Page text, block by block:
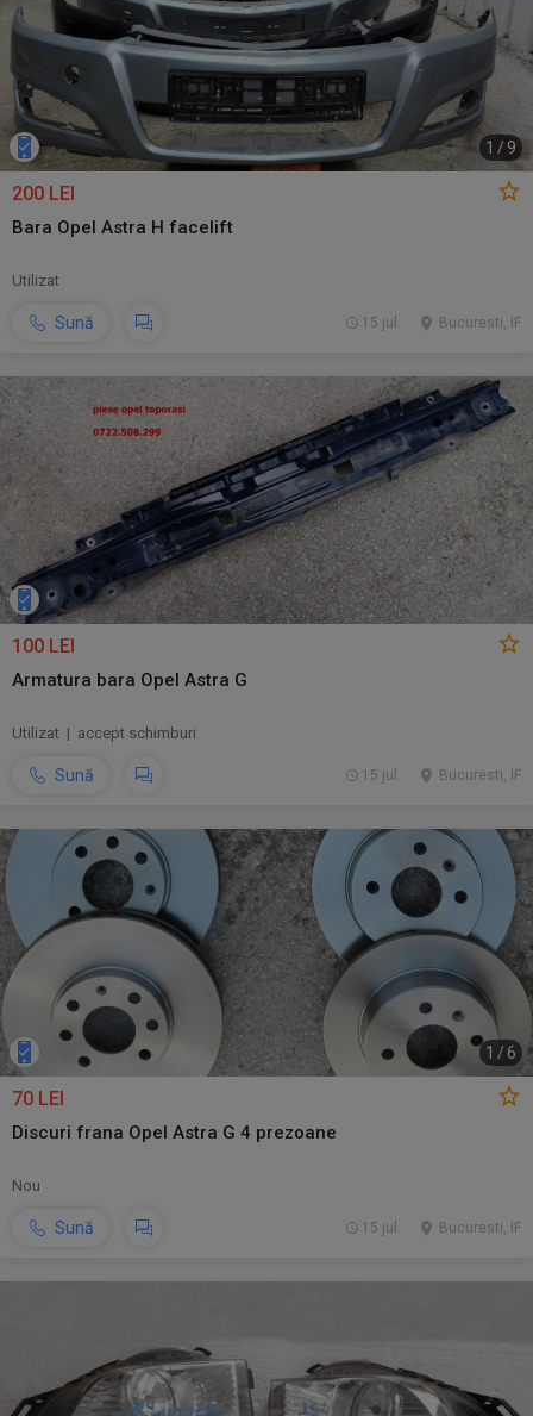
1 / 9
200 LEI
Bara Opel Astra H facelift
Utilizat
Sună Bucuresti, IF
15 jul.
100 LEI
Armatura bara Opel Astra G
Utilizat | accept schimburi
Sună Bucuresti, IF
15 jul.
1 / 6
70 LEI
Discuri frana Opel Astra G 4 prezoane
Nou
Sună Bucuresti, IF
15 jul.